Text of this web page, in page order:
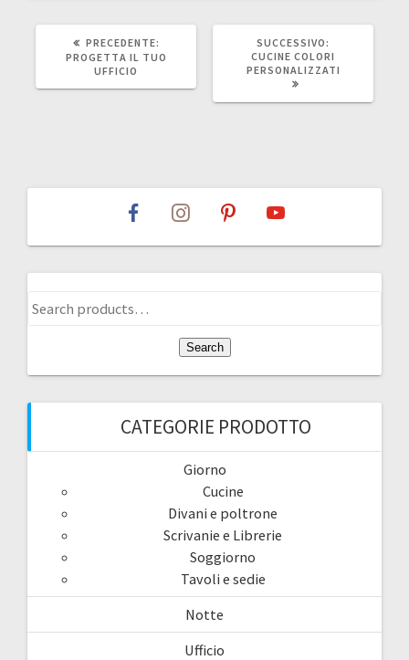
PRECEDENTE:
PRECEDENTE:
PROGETTA IL TUO
UFFICIO
SUCCESSIVO:
SUCCESSIVO:
CUCINE COLORI
PERSONALIZZATI
Search
Search
CATEGORIE PRODOTTO
Giorno
Cucine
Divani e poltrone
Scrivanie e Librerie
Soggiorno
Tavoli e sedie
Notte
Ufficio